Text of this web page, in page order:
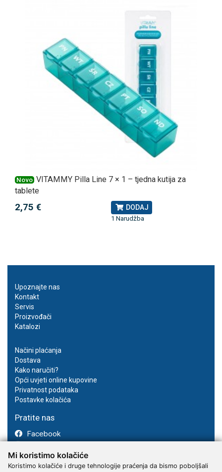
Mi koristimo kolačiće
Koristimo kolačiće i druge tehnologije praćenja da bismo poboljšali
Novo VITAMMY Pilla Line 7 × 1 – tjedna kutija za
tablete
2,75 € DODAJ
1 Narudžba
Upoznajte nas
Kontakt
Servis
Proizvođači
Katalozi
Načini plaćanja
Dostava
Kako naručiti?
Opći uvjeti online kupovine
Privatnost podataka
Postavke kolačića
Pratite nas
Facebook
Youtube